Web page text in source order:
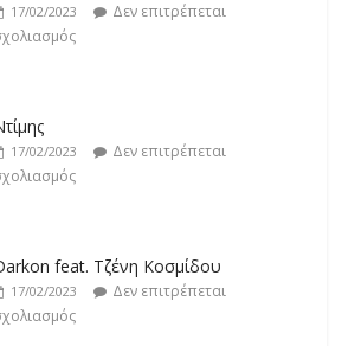
17/02/2023
Δεν επιτρέπεται
feat. Τζένη Κοσμίδου
17/02/2023
Δεν επιτρέπεται
Μαλλάς
17/02/2023
Δεν επιτρέπεται